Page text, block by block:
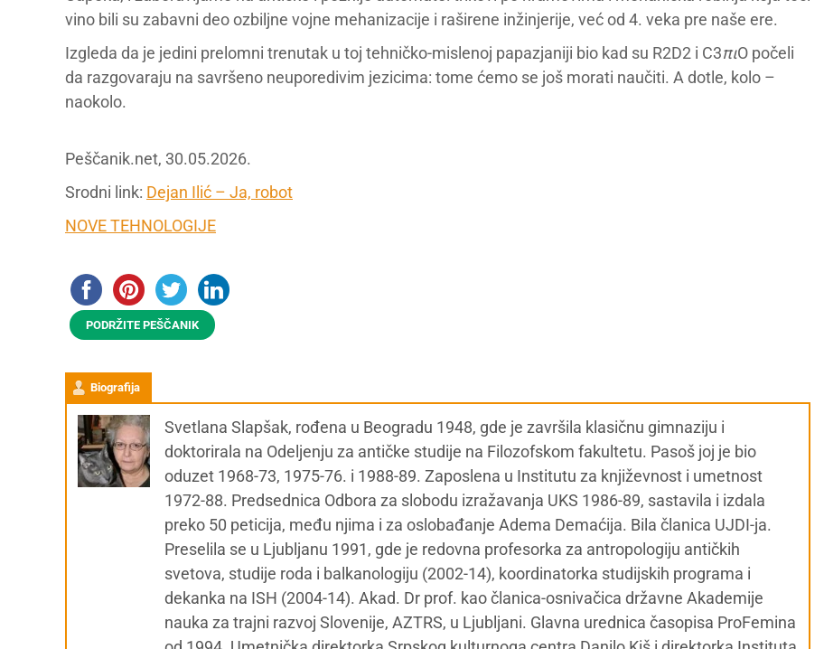
vino bili su zabavni deo ozbiljne vojne mehanizacije i raširene inžinjerije, već od 4. veka pre naše ere.
Izgleda da je jedini prelomni trenutak u toj tehničko-mislenoj papazjaniji bio kad su R2D2 i C3πιO počeli
da razgovaraju na savršeno neuporedivim jezicima: tome ćemo se još morati naučiti. A dotle, kolo –
naokolo.
Peščanik.net, 30.05.2026.
Srodni link: Dejan Ilić – Ja, robot
NOVE TEHNOLOGIJE
PODRŽITE PEŠČANIK
Biografija
Svetlana Slapšak, rođena u Beogradu 1948, gde je završila klasičnu gimnaziju i
doktorirala na Odeljenju za antičke studije na Filozofskom fakultetu. Pasoš joj je bio
oduzet 1968-73, 1975-76. i 1988-89. Zaposlena u Institutu za književnost i umetnost
1972-88. Predsednica Odbora za slobodu izražavanja UKS 1986-89, sastavila i izdala
preko 50 peticija, među njima i za oslobađanje Adema Demaćija. Bila članica UJDI-ja.
Preselila se u Ljubljanu 1991, gde je redovna profesorka za antropologiju antičkih
svetova, studije roda i balkanologiju (2002-14), koordinatorka studijskih programa i
dekanka na ISH (2004-14). Akad. Dr prof. kao članica-osnivačica državne Akademije
nauka za trajni razvoj Slovenije, AZTRS, u Ljubljani. Glavna urednica časopisa ProFemina